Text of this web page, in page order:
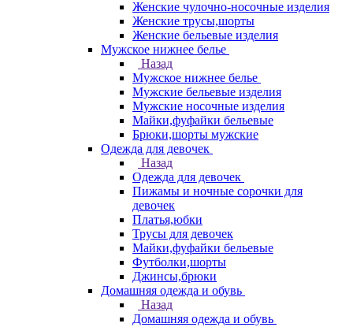
Женские чулочно-носочные изделия
Женские трусы,шорты
Женские бельевые изделия
Мужское нижнее белье
Назад
Мужское нижнее белье
Мужские бельевые изделия
Мужские носочные изделия
Майки,фуфайки бельевые
Брюки,шорты мужские
Одежда для девочек
Назад
Одежда для девочек
Пижамы и ночные сорочки для
девочек
Платья,юбки
Трусы для девочек
Майки,фуфайки бельевые
Футболки,шорты
Джинсы,брюки
Домашняя одежда и обувь
Назад
Домашняя одежда и обувь